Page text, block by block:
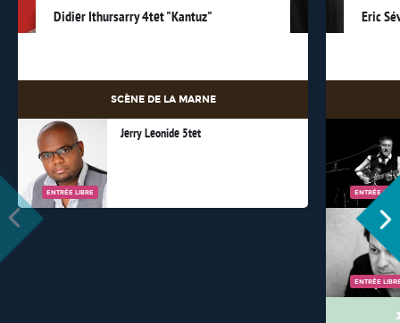
Didier Ithursarry 4tet "Kantuz"
SCÈNE DE LA MARNE
ENTRÉE LIBRE
Jerry Leonide 5tet
Eric
ENTRÉE
ENTRÉE